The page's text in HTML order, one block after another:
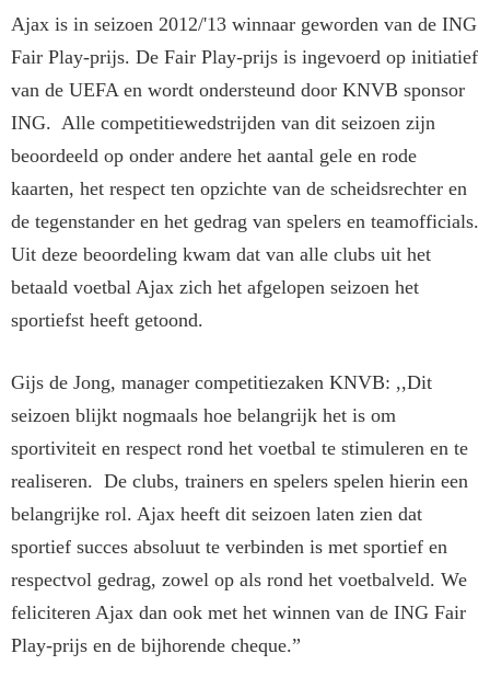
Ajax is in seizoen 2012/'13 winnaar geworden van de ING
Fair Play-prijs. De Fair Play-prijs is ingevoerd op initiatief
van de UEFA en wordt ondersteund door KNVB sponsor
ING. Alle competitiewedstrijden van dit seizoen zijn
beoordeeld op onder andere het aantal gele en rode
kaarten, het respect ten opzichte van de scheidsrechter en
de tegenstander en het gedrag van spelers en teamofficials.
Uit deze beoordeling kwam dat van alle clubs uit het
betaald voetbal Ajax zich het afgelopen seizoen het
sportiefst heeft getoond.
Gijs de Jong, manager competitiezaken KNVB: ,,Dit
seizoen blijkt nogmaals hoe belangrijk het is om
sportiviteit en respect rond het voetbal te stimuleren en te
realiseren. De clubs, trainers en spelers spelen hierin een
belangrijke rol. Ajax heeft dit seizoen laten zien dat
sportief succes absoluut te verbinden is met sportief en
respectvol gedrag, zowel op als rond het voetbalveld. We
feliciteren Ajax dan ook met het winnen van de ING Fair
Play-prijs en de bijhorende cheque.”